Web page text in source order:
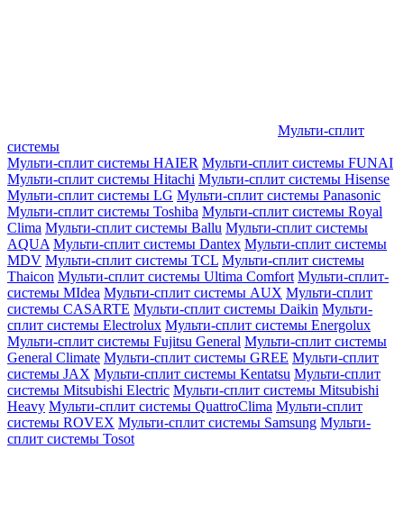
Мульти-сплит
системы
Мульти-сплит системы HAIER Мульти-сплит системы FUNAI
Мульти-сплит системы Hitachi Мульти-сплит системы Hisense
Мульти-сплит системы LG Мульти-сплит системы Panasonic
Мульти-сплит системы Toshiba Мульти-сплит системы Royal
Clima Мульти-сплит системы Ballu Мульти-сплит системы
AQUA Мульти-сплит системы Dantex Мульти-сплит системы
MDV Мульти-сплит системы TCL Мульти-сплит системы
Thaicon Мульти-сплит системы Ultima Comfort Мульти-сплит-
системы MIdea Мульти-сплит системы AUX Мульти-сплит
системы CASARTE Мульти-сплит системы Daikin Мульти-
сплит системы Electrolux Мульти-сплит системы Energolux
Мульти-сплит системы Fujitsu General Мульти-сплит системы
General Climate Мульти-сплит системы GREE Мульти-сплит
системы JAX Мульти-сплит системы Kentatsu Мульти-сплит
системы Mitsubishi Electric Мульти-сплит системы Mitsubishi
Heavy Мульти-сплит системы QuattroClima Мульти-сплит
системы ROVEX Мульти-сплит системы Samsung Мульти-
сплит системы Tosot